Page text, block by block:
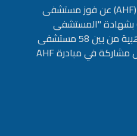
أعلن اتحاد المستشفيات العربية (AHF) عن فوز مستشفى
بشهادة "المستشفى
النموذجي" في مبادرة AHF الذهبية من بين 58 مستشفى
ومؤسسة رعاية صحية من 8 دول مشاركة في مبادرة AHF